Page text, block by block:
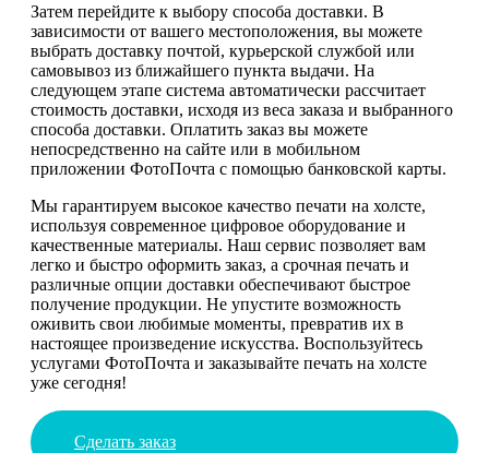
Затем перейдите к выбору способа доставки. В
зависимости от вашего местоположения, вы можете
выбрать доставку почтой, курьерской службой или
самовывоз из ближайшего пункта выдачи. На
следующем этапе система автоматически рассчитает
стоимость доставки, исходя из веса заказа и выбранного
способа доставки. Оплатить заказ вы можете
непосредственно на сайте или в мобильном
приложении ФотоПочта с помощью банковской карты.
Мы гарантируем высокое качество печати на холсте,
используя современное цифровое оборудование и
качественные материалы. Наш сервис позволяет вам
легко и быстро оформить заказ, а срочная печать и
различные опции доставки обеспечивают быстрое
получение продукции. Не упустите возможность
оживить свои любимые моменты, превратив их в
настоящее произведение искусства. Воспользуйтесь
услугами ФотоПочта и заказывайте печать на холсте
уже сегодня!
Сделать заказ